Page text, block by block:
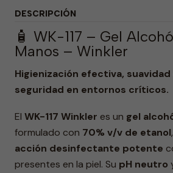
DESCRIPCIÓN
🧴 WK-117 – Gel
Manos – Winkler
Higienización efectiva,
seguridad en entornos críticos.
El WK-117 Winkler es un gel
formulado con 70% v/v de etanol
acción desinfectante potente
presentes en la piel. Su pH neutro